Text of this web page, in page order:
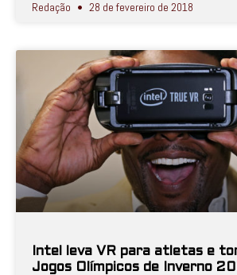
Redação 28 de fevereiro de 2018
Intel leva VR para atletas e
Jogos Olímpicos de Inverno